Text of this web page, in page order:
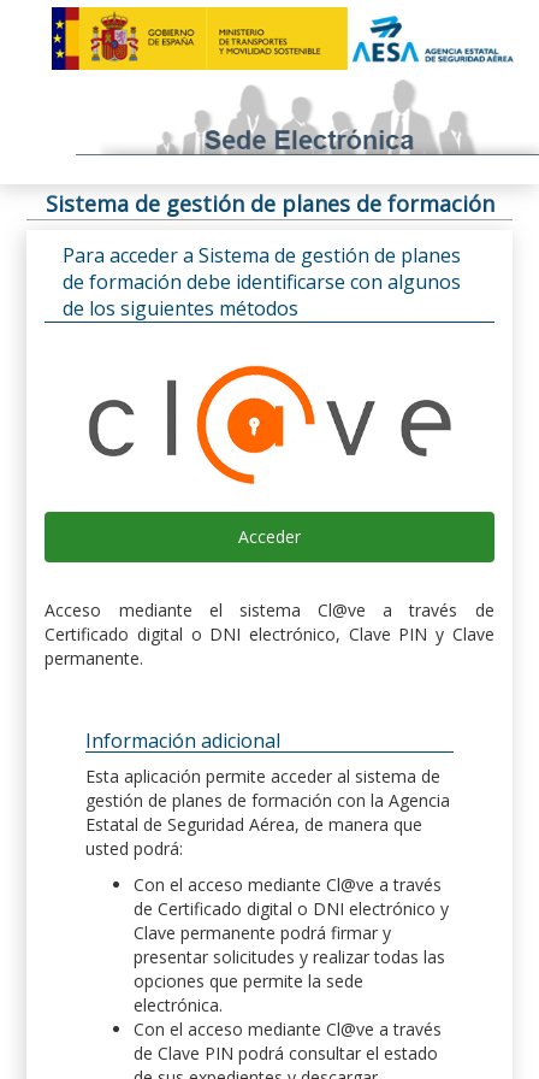
Sistema de gestión de planes de formación
Para acceder a Sistema de gestión de planes
de formación debe identificarse con algunos
de los siguientes métodos
Acceder
Acceso mediante el sistema Cl@ve a través de
Certificado digital o DNI electrónico, Clave PIN y Clave
permanente.
Información adicional
Esta aplicación permite acceder al sistema de
gestión de planes de formación con la Agencia
Estatal de Seguridad Aérea, de manera que
usted podrá:
Con el acceso mediante Cl@ve a través
de Certificado digital o DNI electrónico y
Clave permanente podrá firmar y
presentar solicitudes y realizar todas las
opciones que permite la sede
electrónica.
Con el acceso mediante Cl@ve a través
de Clave PIN podrá consultar el estado